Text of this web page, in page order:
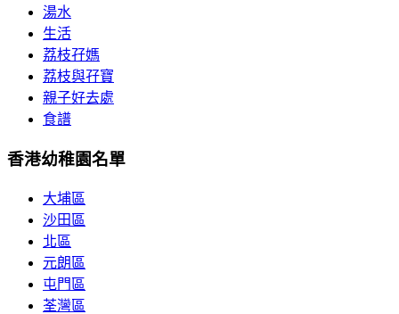
湯水
生活
荔枝孖媽
荔枝與孖寶
親子好去處
食譜
香港幼稚園名單
大埔區
沙田區
北區
元朗區
屯門區
荃灣區